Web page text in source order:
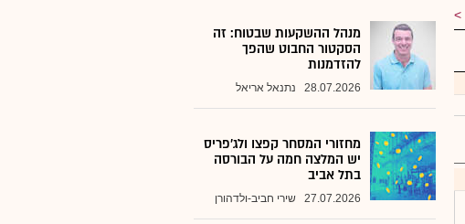
מנהל ההשקעות שבטוח: זה
הסקטור החבוט שהפך
להזדמנות
28.07.2026 נתנאל אריאל
מחזורי המסחר קפצו ולג'פריס
יש המלצה חמה על הבורסה
בתל אביב
27.07.2026 שירי חביב-ולדהורן